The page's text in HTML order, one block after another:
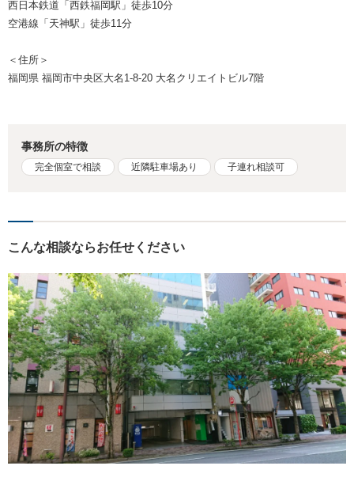
西日本鉄道「西鉄福岡駅」徒歩10分
空港線「天神駅」徒歩11分
＜住所＞
福岡県 福岡市中央区大名1-8-20 大名クリエイトビル7階
事務所の特徴
完全個室で相談 近隣駐車場あり 子連れ相談可
こんな相談ならお任せください